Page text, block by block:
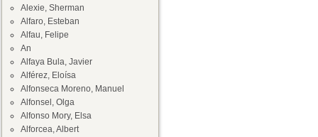
Alexie, Sherman
Alfaro, Esteban
Alfau, Felipe
An
Alfaya Bula, Javier
Alférez, Eloísa
Alfonseca Moreno, Manuel
Alfonsel, Olga
Alfonso Mory, Elsa
Alforcea, Albert